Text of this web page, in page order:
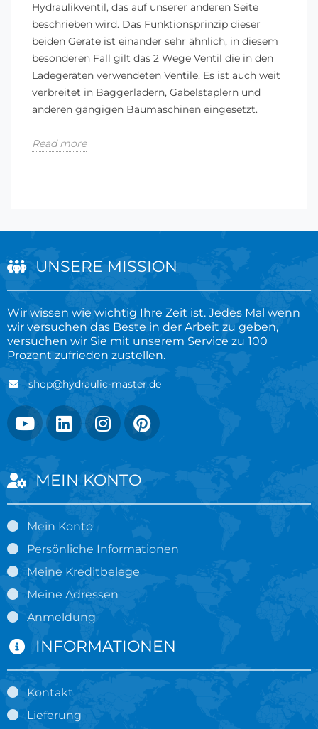
Hydraulikventil, das auf unserer anderen Seite
beschrieben wird. Das Funktionsprinzip dieser
beiden Geräte ist einander sehr ähnlich, in diesem
besonderen Fall gilt das 2 Wege Ventil die in den
Ladegeräten verwendeten Ventile. Es ist auch weit
verbreitet in Baggerladern, Gabelstaplern und
anderen gängigen Baumaschinen eingesetzt.
Read more
UNSERE MISSION
Wir wissen wie wichtig Ihre Zeit ist. Jedes Mal wenn
wir versuchen das Beste in der Arbeit zu geben,
versuchen wir Sie mit unserem Service zu 100
Prozent zufrieden zustellen.
shop@hydraulic-master.de
MEIN KONTO
Mein Konto
Persönliche Informationen
Meine Kreditbelege
Meine Adressen
Anmeldung
INFORMATIONEN
Kontakt
Lieferung